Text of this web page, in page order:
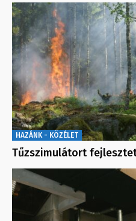
HAZÁNK - KÖZÉLET
Tűzszimulátort